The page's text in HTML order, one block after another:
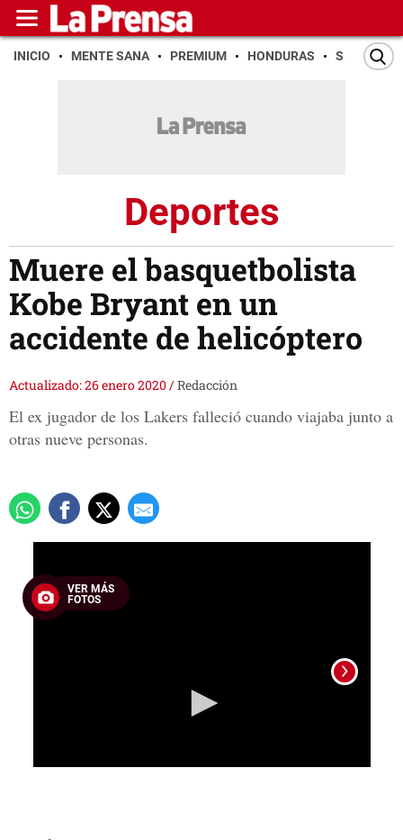
INICIO MENTE SANA PREMIUM HONDURAS SAN PEDRO
Deportes
Muere el basquetbolista
Kobe Bryant en un
accidente de helicóptero
Actualizado: 26 enero 2020/Redacción
El ex jugador de los Lakers falleció cuando viajaba junto a
otras nueve personas.
VER MÁS
FOTOS
of
36
seconds